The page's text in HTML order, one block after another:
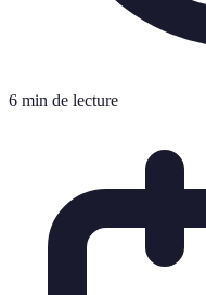
6 min de lecture